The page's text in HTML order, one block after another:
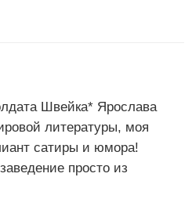
Швейка* Ярослава
литературы, моя
сатиры и юмора!
просто из